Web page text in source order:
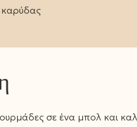
σε ένα μπολ και